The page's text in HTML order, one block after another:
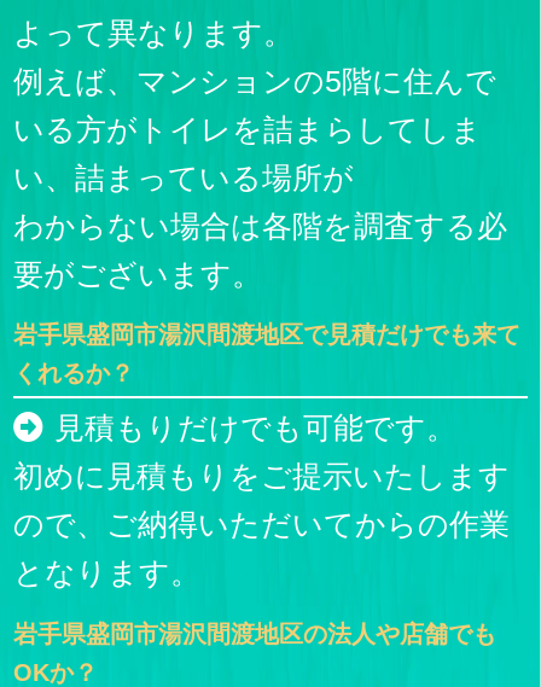
よって異なります。
例えば、マンションの5階に住んで
いる方がトイレを詰まらしてしま
い、詰まっている場所が
わからない場合は各階を調査する必
要がございます。
岩手県盛岡市湯沢間渡地区で見積だけでも来て
くれるか？
見積もりだけでも可能です。
初めに見積もりをご提示いたします
ので、ご納得いただいてからの作業
となります。
岩手県盛岡市湯沢間渡地区の法人や店舗でも
OKか？